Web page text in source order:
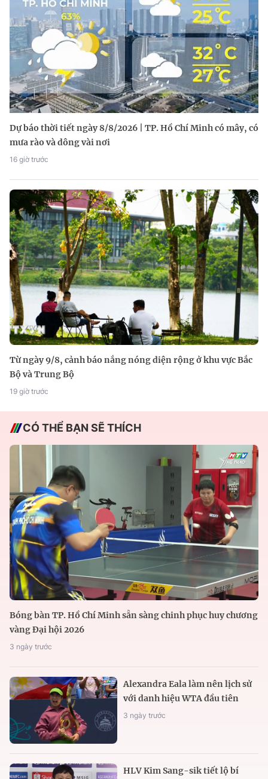
Dự báo thời tiết ngày 8/8/2026 | TP. Hồ Chí Minh có mây, có
mưa rào và dông vài nơi
16 giờ trước
Từ ngày 9/8, cảnh báo nắng nóng diện rộng ở khu vực Bắc
Bộ và Trung Bộ
19 giờ trước
CÓ THỂ BẠN SẼ THÍCH
Bóng bàn TP. Hồ Chí Minh sẵn sàng chinh phục huy chương
vàng Đại hội 2026
3 ngày trước
Alexandra Eala làm nên lịch sử
với danh hiệu WTA đầu tiên
3 ngày trước
HLV Kim Sang-sik tiết lộ bí